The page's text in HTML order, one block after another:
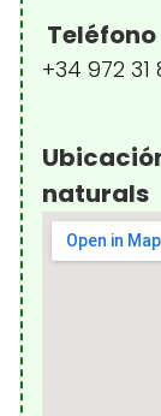
Teléfono
+34 972 31
naturals